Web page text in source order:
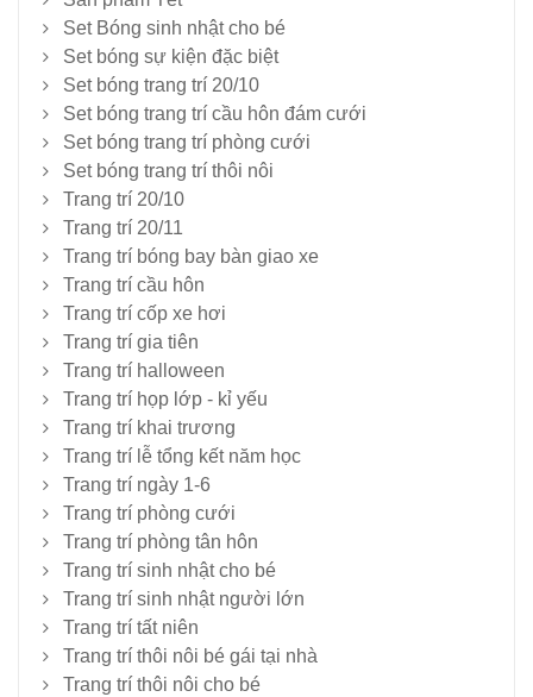
Set Bóng sinh nhật cho bé
Set bóng sự kiện đặc biệt
Set bóng trang trí 20/10
Set bóng trang trí cầu hôn đám cưới
Set bóng trang trí phòng cưới
Set bóng trang trí thôi nôi
Trang trí 20/10
Trang trí 20/11
Trang trí bóng bay bàn giao xe
Trang trí cầu hôn
Trang trí cốp xe hơi
Trang trí gia tiên
Trang trí halloween
Trang trí họp lớp - kỉ yếu
Trang trí khai trương
Trang trí lễ tổng kết năm học
Trang trí ngày 1-6
Trang trí phòng cưới
Trang trí phòng tân hôn
Trang trí sinh nhật cho bé
Trang trí sinh nhật người lớn
Trang trí tất niên
Trang trí thôi nôi bé gái tại nhà
Trang trí thôi nôi cho bé